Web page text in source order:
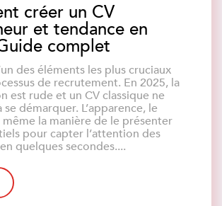
créer un CV
et tendance en
complet
des éléments les plus cruciaux
de recrutement. En 2025, la
est rude et un CV classique ne
démarquer. L’apparence, le
la manière de le présenter
pour capter l’attention des
quelques secondes....